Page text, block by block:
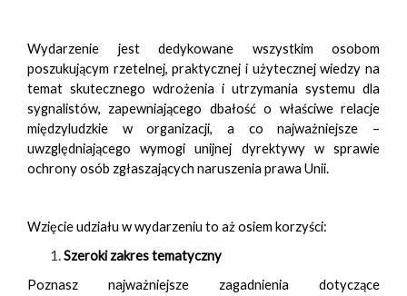
Wydarzenie jest dedykowane wszystkim osobom
poszukującym rzetelnej, praktycznej i użytecznej wiedzy na
temat skutecznego wdrożenia i utrzymania systemu dla
sygnalistów, zapewniającego dbałość o właściwe relacje
międzyludzkie w organizacji, a co najważniejsze –
uwzględniającego wymogi unijnej dyrektywy w sprawie
ochrony osób zgłaszających naruszenia prawa Unii.
Wzięcie udziału w wydarzeniu to aż osiem korzyści:
Szeroki zakres tematyczny
Poznasz najważniejsze zagadnienia dotyczące